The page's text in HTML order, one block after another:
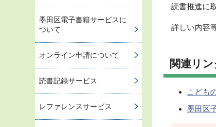
読書推進に
詳しい内容
関連リン
こども
墨田区
墨田区電子書籍サービスに
ついて
オンライン申請について
読書記録サービス
レファレンスサービス